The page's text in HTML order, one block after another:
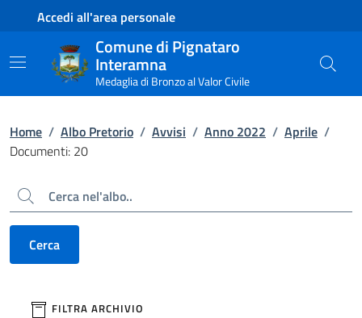
Contenuto principale
Piede di paginaAccedi all'area personale
Comune di Pignataro
Interamna
Medaglia di Bronzo al Valor Civile
Home / Albo Pretorio / Avvisi / Anno 2022 / Aprile /
Documenti: 20
Cerca
Cerca
filtri da applicare
FILTRA ARCHIVIO